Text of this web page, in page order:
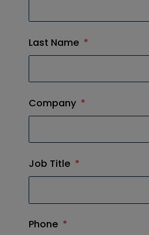
Last Name *
Company *
Job Title *
Phone *